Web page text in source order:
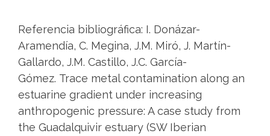
Referencia bibliográfica: I. Donázar-
Aramendía, C. Megina, J.M. Miró, J. Martín-
Gallardo, J.M. Castillo, J.C. García-
Gómez. Trace metal contamination along an
estuarine gradient under increasing
anthropogenic pressure: A case study from
the Guadalquivir estuary (SW Iberian